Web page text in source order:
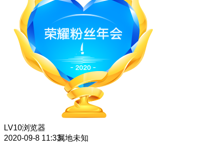
LV10浏览器
2020-09-8 11:33属地未知